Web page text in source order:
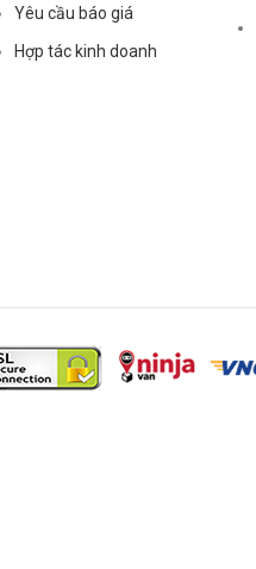
Yêu cầu báo giá
Hợp tác kinh doanh